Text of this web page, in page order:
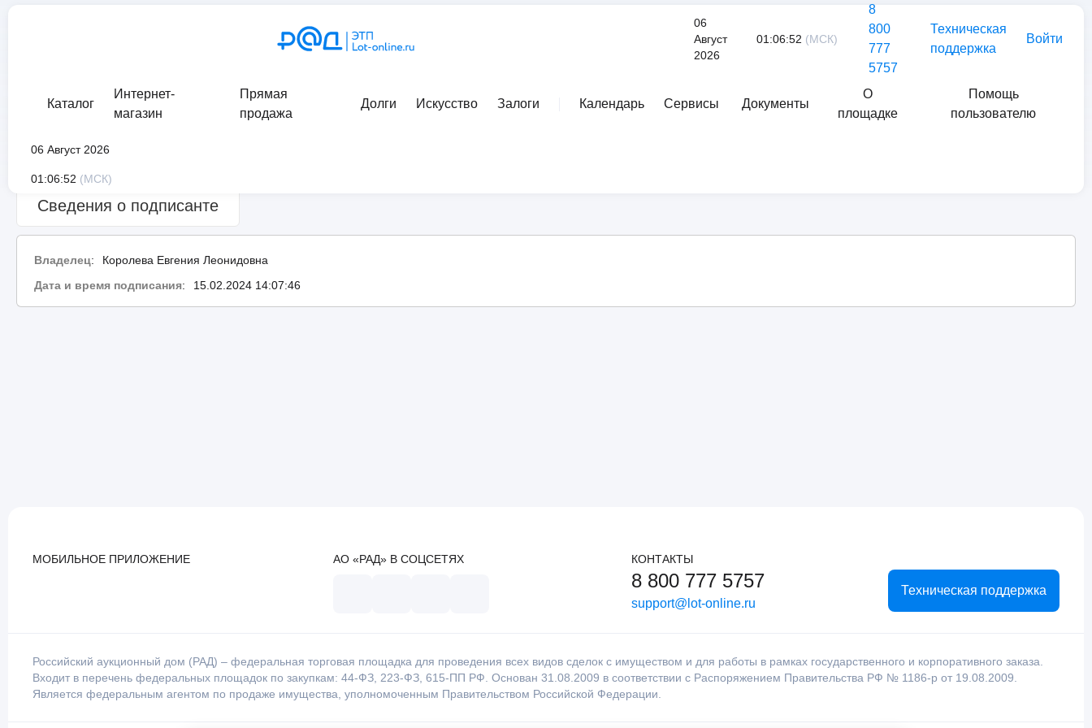
06
Август
2026
01:06:52 (МСК)
8
800
777
5757
Техническая
поддержка
Войти
Каталог
Интернет-
магазин
Прямая
продажа
Долги Искусство Залоги Календарь Сервисы Документы
О
площадке
Помощь
пользователю
06 Август 2026
01:06:52 (МСК)
Сведения о подписанте
Владелец:
Королева Евгения Леонидовна
Дата и время подписания: 15.02.2024 14:07:46
МОБИЛЬНОЕ ПРИЛОЖЕНИЕ АО «РАД» В СОЦСЕТЯХ КОНТАКТЫ
8 800 777 5757
support@lot-online.ru
Техническая поддержка
Российский аукционный дом (РАД) – федеральная торговая площадка для проведения всех видов сделок с имуществом и для работы в рамках государственного и корпоративного заказа.
Входит в перечень федеральных площадок по закупкам: 44-ФЗ, 223-ФЗ, 615-ПП РФ. Основан 31.08.2009 в соответствии с Распоряжением Правительства РФ № 1186-р от 19.08.2009.
Является федеральным агентом по продаже имущества, уполномоченным Правительством Российской Федерации.